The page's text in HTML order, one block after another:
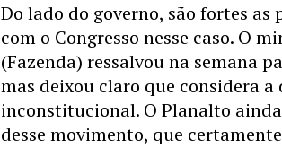
Do lado do governo, são fortes
com o Congresso nesse caso. O
(Fazenda) ressalvou na semana
mas deixou claro que considera
inconstitucional. O Planalto
desse movimento, que